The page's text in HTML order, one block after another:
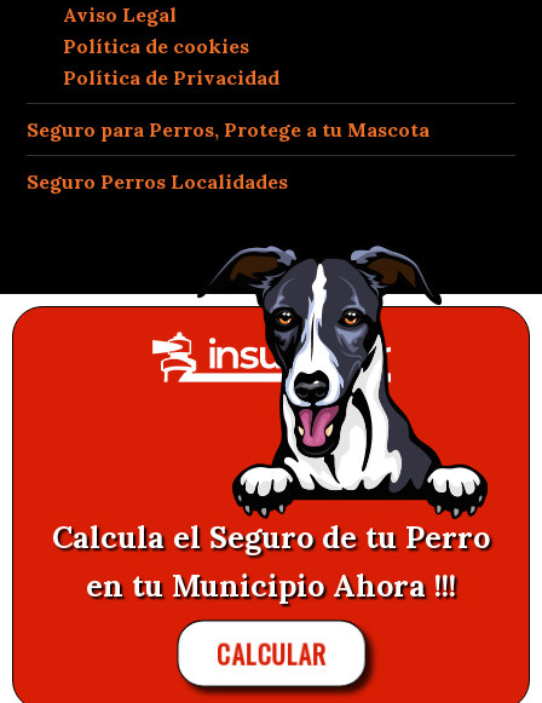
Aviso Legal
Política de cookies
Política de Privacidad
Seguro para Perros, Protege a tu Mascota
Seguro Perros Localidades
Calcula el Seguro de tu Perro
en tu Municipio Ahora !!!
CALCULAR